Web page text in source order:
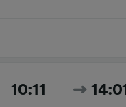
10:11 14:01